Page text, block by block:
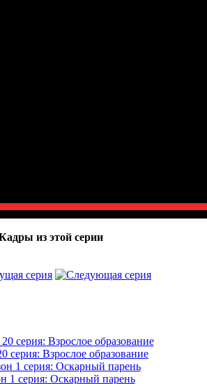
из этой серии
серия: Взрослое образование
1 серия: Оскарный парень